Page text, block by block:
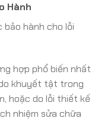
Hành
hành cho lỗi
hợp phổ biến nhất
khuyết tật trong
hoặc do lỗi thiết kế
nhiệm sửa chữa